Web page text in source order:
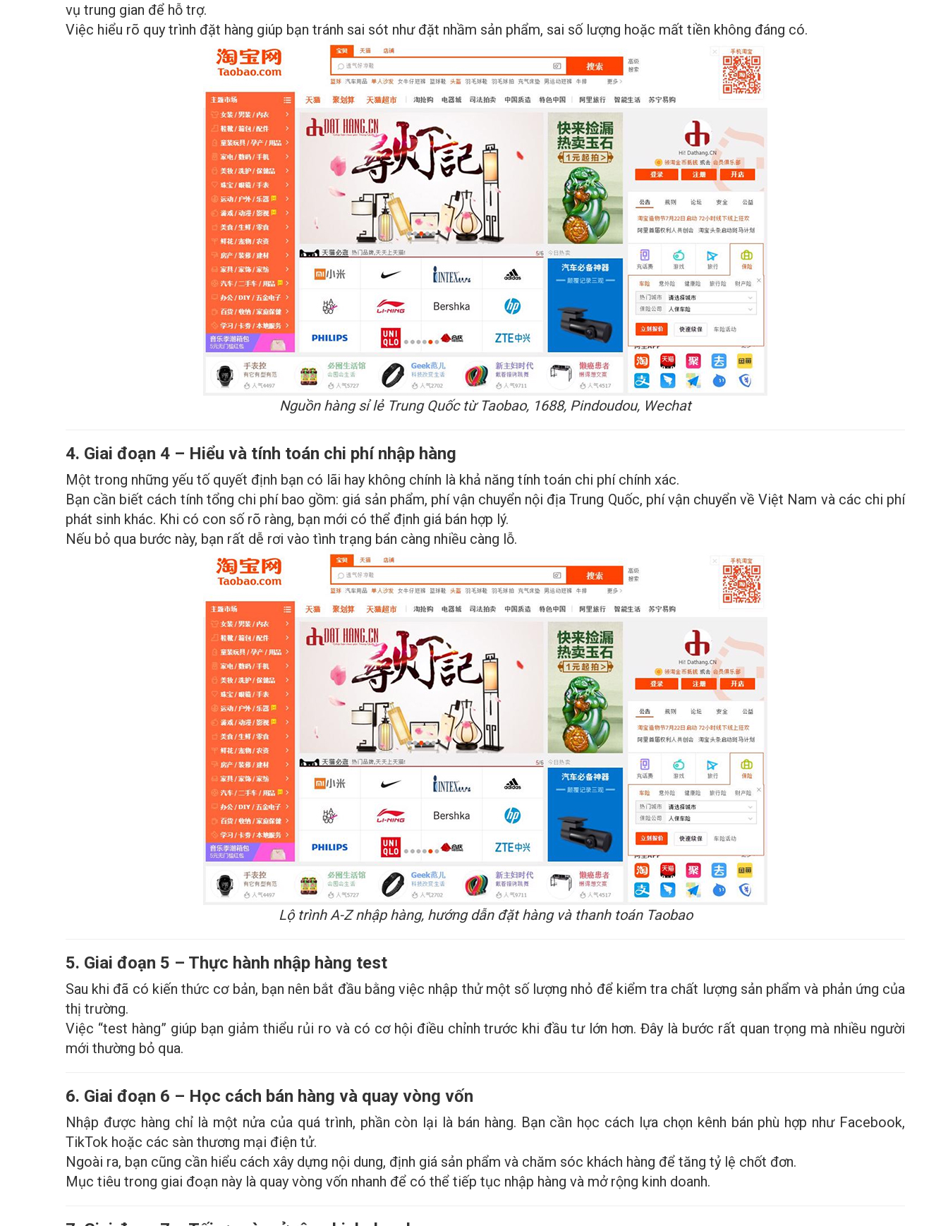
vụ trung gian để hỗ trợ.
Việc hiểu rõ quy trình đặt hàng giúp bạn tránh sai sót như đặt nhầm sản phẩm, sai số lượng hoặc mất tiền không đáng có.
Nguồn hàng sỉ lẻ Trung Quốc từ Taobao, 1688, Pindoudou, Wechat
4. Giai đoạn 4 – Hiểu và tính toán chi phí nhập hàng
Một trong những yếu tố quyết định bạn có lãi hay không chính là khả năng tính toán chi phí chính xác.
Bạn cần biết cách tính tổng chi phí bao gồm: giá sản phẩm, phí vận chuyển nội địa Trung Quốc, phí vận chuyển về Việt Nam và các chi phí
phát sinh khác. Khi có con số rõ ràng, bạn mới có thể định giá bán hợp lý.
Nếu bỏ qua bước này, bạn rất dễ rơi vào tình trạng bán càng nhiều càng lỗ.
Lộ trình A-Z nhập hàng, hướng dẫn đặt hàng và thanh toán Taobao
5. Giai đoạn 5 – Thực hành nhập hàng test
Sau khi đã có kiến thức cơ bản, bạn nên bắt đầu bằng việc nhập thử một số lượng nhỏ để kiểm tra chất lượng sản phẩm và phản ứng của
thị trường.
Việc “test hàng” giúp bạn giảm thiểu rủi ro và có cơ hội điều chỉnh trước khi đầu tư lớn hơn. Đây là bước rất quan trọng mà nhiều người
mới thường bỏ qua.
6. Giai đoạn 6 – Học cách bán hàng và quay vòng vốn
Nhập được hàng chỉ là một nửa của quá trình, phần còn lại là bán hàng. Bạn cần học cách lựa chọn kênh bán phù hợp như Facebook,
TikTok hoặc các sàn thương mại điện tử.
Ngoài ra, bạn cũng cần hiểu cách xây dựng nội dung, định giá sản phẩm và chăm sóc khách hàng để tăng tỷ lệ chốt đơn.
Mục tiêu trong giai đoạn này là quay vòng vốn nhanh để có thể tiếp tục nhập hàng và mở rộng kinh doanh.